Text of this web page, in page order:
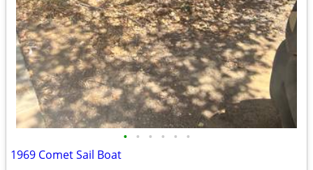
• • • • • •
1969 Comet Sail Boat